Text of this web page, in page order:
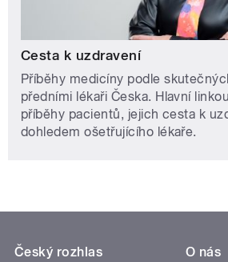
Cesta k uzdravení
Příběhy medicíny podle
předními lékaři Česka. Hlavní
příběhy pacientů, jejich cesta k
dohledem ošetřujícího lékaře.
Český rozhlas
O nás